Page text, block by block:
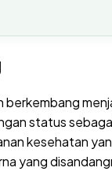
status
kesehatan
yang